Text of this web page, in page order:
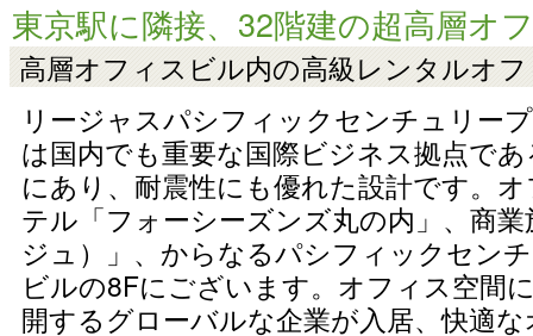
東京駅に隣接、32階建の超高層オ
高層オフィスビル内の高級レンタルオ
リージャスパシフィックセンチュリー
は国内でも重要な国際ビジネス拠点で
にあり、耐震性にも優れた設計です。
テル「フォーシーズンズ丸の内」、商
ジュ）」、からなるパシフィックセン
ビルの8Fにございます。オフィス空間
開するグローバルな企業が入居、快適